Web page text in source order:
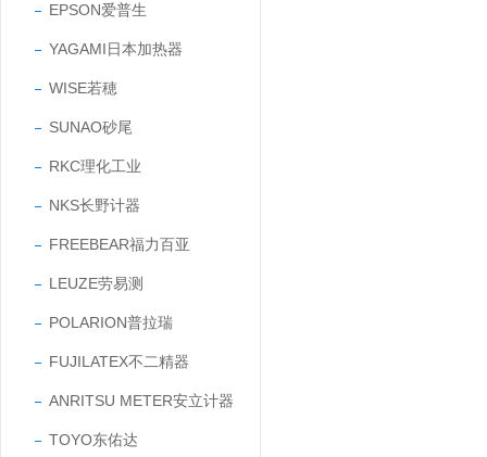
EPSON爱普生
YAGAMI日本加热器
WISE若穂
SUNAO砂尾
RKC理化工业
NKS长野计器
FREEBEAR福力百亚
LEUZE劳易测
POLARION普拉瑞
FUJILATEX不二精器
ANRITSU METER安立计器
TOYO东佑达